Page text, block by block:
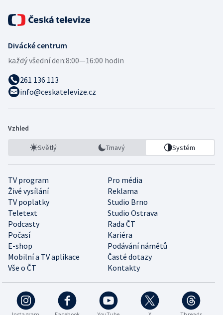
Divácké centrum
každý všední den:8:00—16:00 hodin
261 136 113
info@ceskatelevize.cz
Vzhled
Světlý Tmavý Systém
TV program
Pro média
Živé vysílání
Reklama
TV poplatky
Studio Brno
Teletext
Studio Ostrava
Podcasty
Rada ČT
Počasí
Kariéra
E-shop
Podávání námětů
Mobilní a TV aplikace
Časté dotazy
Vše o ČT
Kontakty